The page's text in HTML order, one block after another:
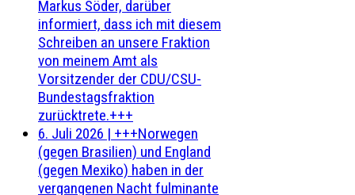
Markus Söder, darüber
informiert, dass ich mit diesem
Schreiben an unsere Fraktion
von meinem Amt als
Vorsitzender der CDU/CSU-
Bundestagsfraktion
zurücktrete.+++
6. Juli 2026 | +++Norwegen
(gegen Brasilien) und England
(gegen Mexiko) haben in der
vergangenen Nacht fulminante